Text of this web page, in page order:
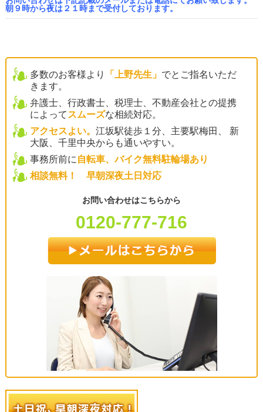
朝９時から夜は２１時まで受付しております。
多数のお客様より 「上野先生」 でとご指名いただ
きます。
弁護士、行政書士、税理士、不動産会社との提携
によってスムーズな相続対応。
アクセスよい。 江坂駅徒歩１分、主要駅梅田、 新
大阪、千里中央からも通いやすい。
事務所前に自転車、バイク無料駐輪場あり
相談無料！ 早朝深夜土日対応
お問い合わせはこちらから
0120-777-716